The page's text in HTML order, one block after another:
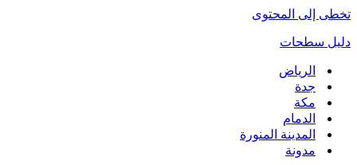
تخطى إلى المحتوى
دليل سطحات
الرياض
جدة
مكة
الدمام
المدينة المنورة
مدونة